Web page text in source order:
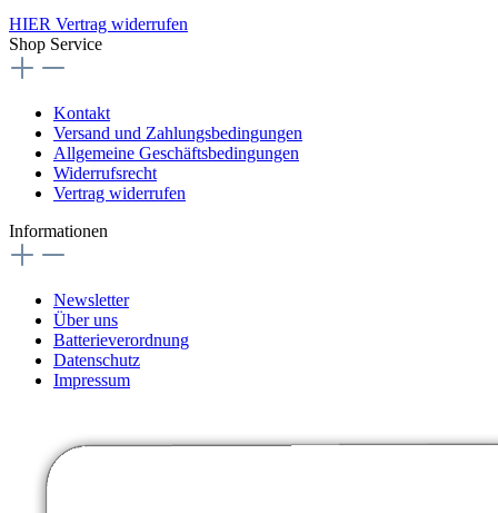
HIER Vertrag widerrufen
Shop Service
Kontakt
Versand und Zahlungsbedingungen
Allgemeine Geschäftsbedingungen
Widerrufsrecht
Vertrag widerrufen
Informationen
Newsletter
Über uns
Batterieverordnung
Datenschutz
Impressum